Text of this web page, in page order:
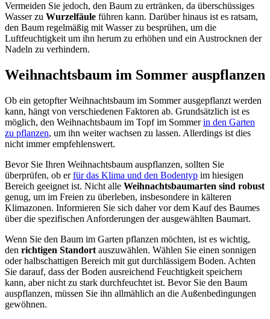
Vermeiden Sie jedoch, den Baum zu ertränken, da überschüssiges
Wasser zu Wurzelfäule führen kann. Darüber hinaus ist es ratsam,
den Baum regelmäßig mit Wasser zu besprühen, um die
Luftfeuchtigkeit um ihn herum zu erhöhen und ein Austrocknen der
Nadeln zu verhindern.
Weihnachtsbaum im Sommer auspflanzen
Ob ein getopfter Weihnachtsbaum im Sommer ausgepflanzt werden
kann, hängt von verschiedenen Faktoren ab. Grundsätzlich ist es
möglich, den Weihnachtsbaum im Topf im Sommerin den Garten
zu pflanzen, um ihn weiter wachsen zu lassen. Allerdings ist dies
nicht immer empfehlenswert.
Bevor Sie Ihren Weihnachtsbaum auspflanzen, sollten Sie
überprüfen, ob erfür das Klima und den Bodentyp im hiesigen
Bereich geeignet ist. Nicht alle Weihnachtsbaumarten sind robust
genug, um im Freien zu überleben, insbesondere in kälteren
Klimazonen. Informieren Sie sich daher vor dem Kauf des Baumes
über die spezifischen Anforderungen der ausgewählten Baumart.
Wenn Sie den Baum im Garten pflanzen möchten, ist es wichtig,
den richtigen Standort auszuwählen. Wählen Sie einen sonnigen
oder halbschattigen Bereich mit gut durchlässigem Boden. Achten
Sie darauf, dass der Boden ausreichend Feuchtigkeit speichern
kann, aber nicht zu stark durchfeuchtet ist. Bevor Sie den Baum
auspflanzen, müssen Sie ihn allmählich an die Außenbedingungen
gewöhnen.